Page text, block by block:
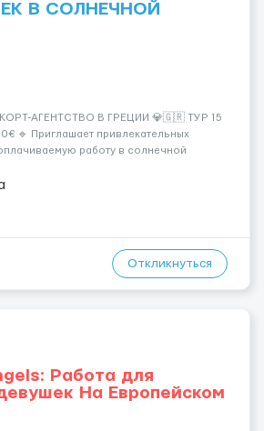
В СОЛНЕЧНОЙ
АГЕНТСТВО В ГРЕЦИИ 💎🇬🇷 ТУР 15
🔹 Приглашает привлекательных
работу в солнечной
предложение для тебя! 🔹
от ...
Откликнуться
Работа для
На Европейском